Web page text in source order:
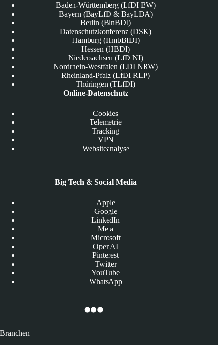
Baden-Württemberg (LfDI BW)
Bayern (BayLfD & BayLDA)
Berlin (BlnBDI)
Datenschutzkonferenz (DSK)
Hamburg (HmbBfDI)
Hessen (HBDI)
Niedersachsen (LfD NI)
Nordrhein-Westfalen (LDI NRW)
Rheinland-Pfalz (LfDI RLP)
Thüringen (TLfDI)
Online-Datenschutz
Cookies
Telemetrie
Tracking
VPN
Websiteanalyse
Big Tech & Social Media
Apple
Google
LinkedIn
Meta
Microsoft
OpenAI
Pinterest
Twitter
YouTube
WhatsApp
Branchen